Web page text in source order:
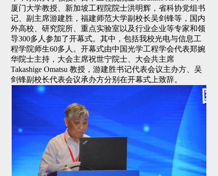
厦门大学教授、新加坡工程院院士洪明辉，省科协党组书
记、副主席游建胜，福建师范大学副校长吴剑锋等，国内
外高校、研究院所、重点实验室以及行业企业等专家和领
导300多人参加了开幕式。其中，包括我校光电与信息工
程学院师生60多人。开幕式由中国光学工程学会代表郑婉
华院士主持，大会主席祝世宁院士、大会共主席
Takashige Omatsu 教授，游建胜书记代表会议主办方、吴
剑锋副校长代表会议承办方分别在开幕式上致辞。